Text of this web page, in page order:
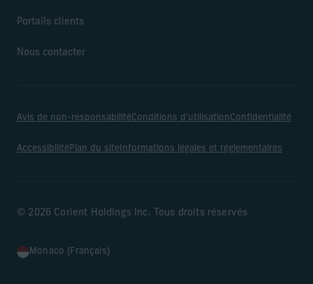
Portails clients
Nous contacter
Avis de non-responsabilitéConditions d’utilisationConfidentialité
AccessibilitéPlan du site Informations légales et réglementaires
© 2026 Corient Holdings Inc. Tous droits réservés
Monaco (Français)